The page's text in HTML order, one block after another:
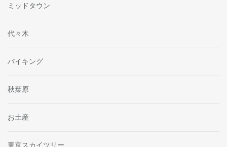
ミッドタウン
代々木
バイキング
秋葉原
お土産
東京スカイツリー